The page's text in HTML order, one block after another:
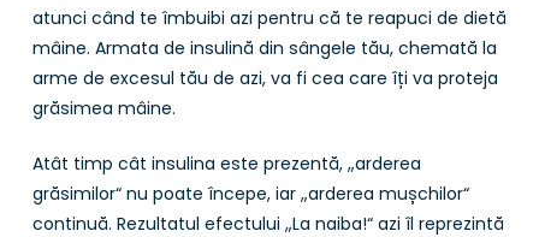
atunci când te îmbuibi azi pentru că te reapuci de dietă
mâine. Armata de insulină din sângele tău, chemată la
arme de excesul tău de azi, va fi cea care îți va proteja
grăsimea mâine.
Atât timp cât insulina este prezentă, „arderea
grăsimilor“ nu poate începe, iar „arderea mușchilor“
continuă. Rezultatul efectului „La naiba!“ azi îl reprezintă